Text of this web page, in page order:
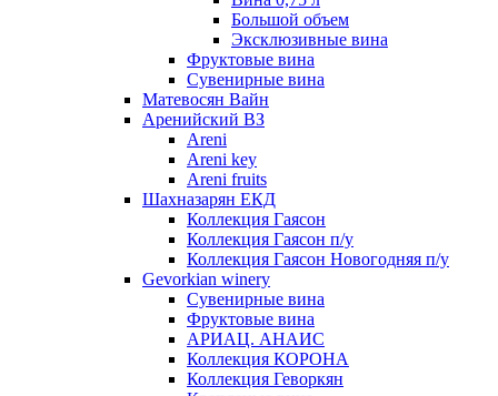
Большой объем
Эксклюзивные вина
Фруктовые вина
Cувенирные вина
Матевосян Вайн
Аренийский ВЗ
Areni
Areni key
Areni fruits
Шахназарян ЕКД
Коллекция Гаясон
Коллекция Гаясон п/у
Коллекция Гаясон Новогодняя п/у
Gevorkian winery
Сувенирные вина
Фруктовые вина
АРИАЦ. АНАИС
Коллекция КОРОНА
Коллекция Геворкян